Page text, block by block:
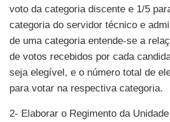
voto da categoria discente e 1/5
categoria do servidor técnico e
de uma categoria entende-se a
de votos recebidos por cada
seja elegível, e o número total de
para votar na respectiva categoria.
2- Elaborar o Regimento da